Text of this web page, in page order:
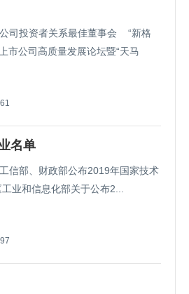
公司投资者关系最佳董事会 “新格
市公司高质量发展论坛暨“天马
名单
信部、财政部公布2019年国家技术
和信息化部关于公布2...